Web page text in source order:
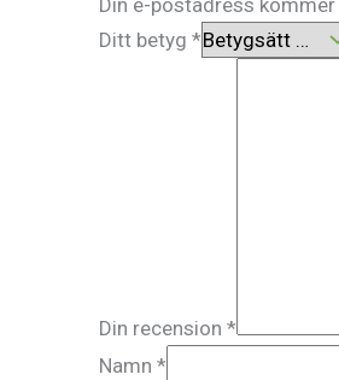
Ditt betyg *
Din recension *
Namn *